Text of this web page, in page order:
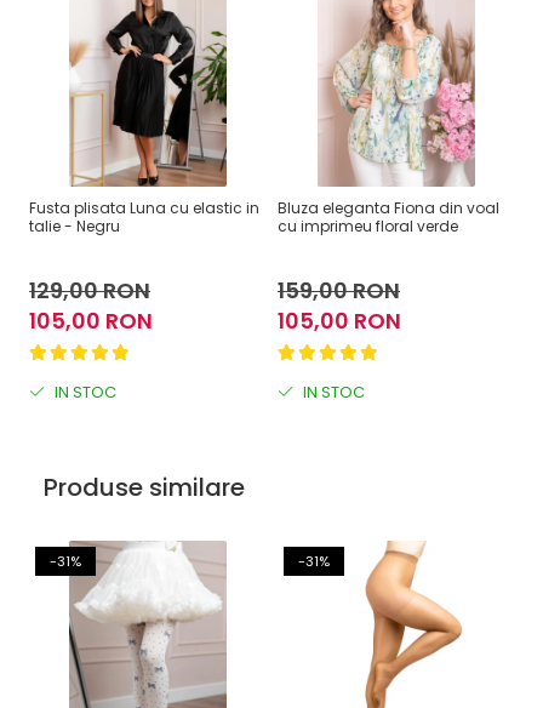
Fusta plisata Luna cu elastic in
talie - Negru
129,00 RON
105,00 RON
IN STOC
Bluza eleganta Fiona din voal
cu imprimeu floral verde
159,00 RON
105,00 RON
IN STOC
Produse similare
-31% -31%